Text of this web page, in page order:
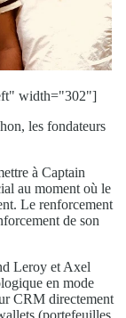
width="302"]
les fondateurs
à Captain
au moment où le
Le renforcement
de son
Leroy et Axel
en mode
CRM directement